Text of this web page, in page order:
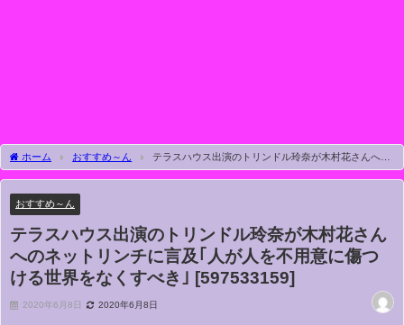
ホーム おすすめ～ん
テラスハウス出演のトリンドル玲奈が木村花さんへの
ネットリンチに言及｢人が人を不用意に傷つける世界をなくすべき｣ [597533159]
おすすめ～ん
テラスハウス出演のトリンドル玲奈が木村花さん
へのネットリンチに言及｢人が人を不用意に傷つ
ける世界をなくすべき｣ [597533159]
2020年6月8日 2020年6月8日